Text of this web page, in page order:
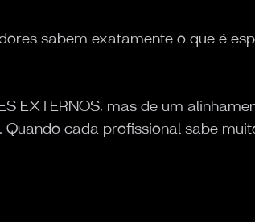
sabem exatamente o que é
EXTERNOS, mas de um
cada profissional sabe